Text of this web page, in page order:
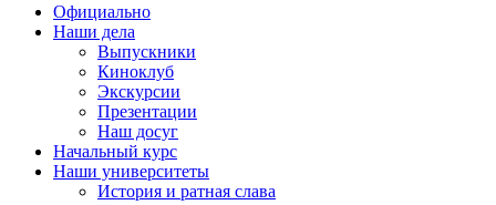
Официально
Наши дела
Выпускники
Киноклуб
Экскурсии
Презентации
Наш досуг
Начальный курс
Наши университеты
История и ратная слава